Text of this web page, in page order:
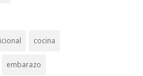
cocina
embarazo